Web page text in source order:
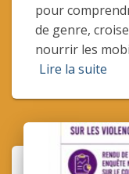
pour
de genre,
nourrir les
Lire la suite